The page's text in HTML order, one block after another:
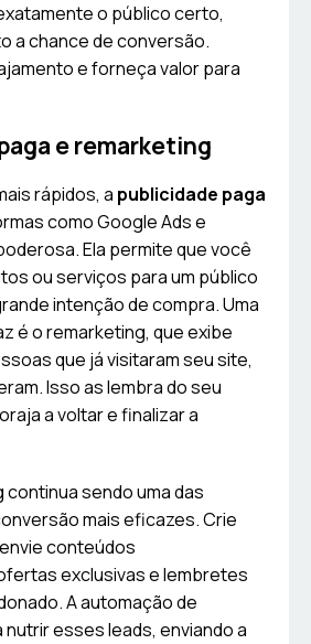
o público certo,
a chance de conversão.
e forneça valor para
e remarketing
rápidos, a publicidade paga
como Google Ads e
Ela permite que você
ou serviços para um público
intenção de compra. Uma
é o remarketing, que exibe
que já visitaram seu site,
Isso as lembra do seu
a voltar e finalizar a
continua sendo uma das
mais eficazes. Crie
conteúdos
exclusivas e lembretes
A automação de
nutrir esses leads, enviando a